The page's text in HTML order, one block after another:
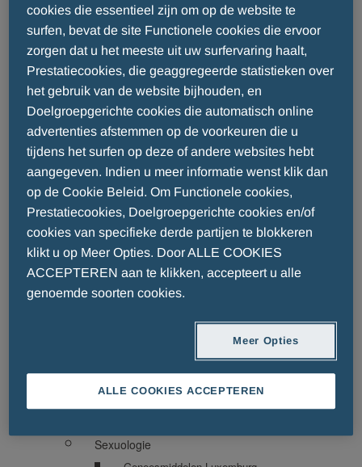
THERAPEUTISCHE DOMEINEN
Allergologie
Geneesmiddelen België
Geneesmiddelen Luxemburg
Diabetologie
Geneesmiddelen Luxemburg
Geneesmiddelen België
Geneesmiddelen Nederland
Cardiologie
Geneesmiddelen Nederland
Geneesmiddelen Luxemburg
Geneesmiddelen België
Metabole Ziekten
Geneesmiddelen Nederland
Geneesmiddelen Luxemburg
Geneesmiddelen Luxemburg
Sexuologie
cookies die essentieel zijn om op de website te
surfen, bevat de site Functionele cookies die ervoor
zorgen dat u het meeste uit uw surfervaring haalt,
Prestatiecookies, die geaggregeerde statistieken over
het gebruik van de website bijhouden, en
Doelgroepgerichte cookies die automatisch online
advertenties afstemmen op de voorkeuren die u
tijdens het surfen op deze of andere websites hebt
aangegeven. Indien u meer informatie wenst klik dan
op de Cookie Beleid. Om Functionele cookies,
Prestatiecookies, Doelgroepgerichte cookies en/of
cookies van specifieke derde partijen te blokkeren
klikt u op Meer Opties. Door ALLE COOKIES
ACCEPTEREN aan te klikken, accepteert u alle
genoemde soorten cookies.
Meer Opties
ALLE COOKIES ACCEPTEREN